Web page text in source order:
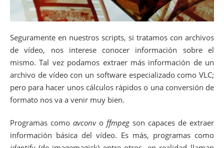
Seguramente en nuestros scripts, si tratamos con archivos
de vídeo, nos interese conocer información sobre el
mismo. Tal vez podamos extraer más información de un
archivo de vídeo con un software especializado como VLC;
pero para hacer unos cálculos rápidos o una conversión de
formato nos va a venir muy bien.
Programas como avconvo ffmpeg son capaces de extraer
información básica del vídeo. Es más, programas como